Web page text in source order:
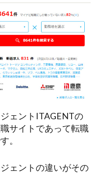
ェントITAGENTの
サイトであって転職
。
ェントの違いがその